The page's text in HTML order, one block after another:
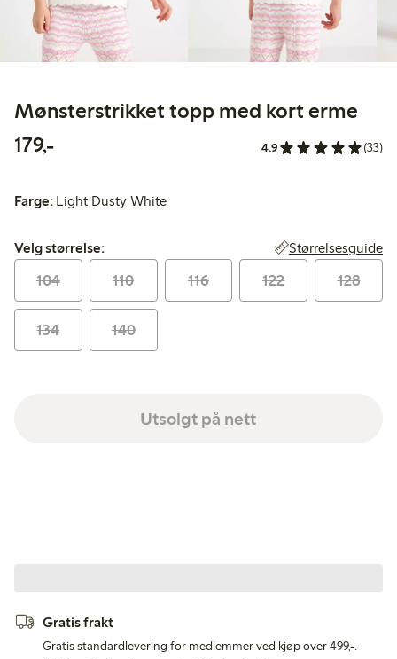
Mønsterstrikket topp med kort erme
179,-179,00 kr 4.9 (33)
Farge: Light Dusty White
Velg størrelse:
Velg størrelse: Størrelsesguide
104 110 116 122 128
134 140
Utsolgt på nett
Gratis frakt
Gratis standardlevering for medlemmer ved kjøp over 499,-.